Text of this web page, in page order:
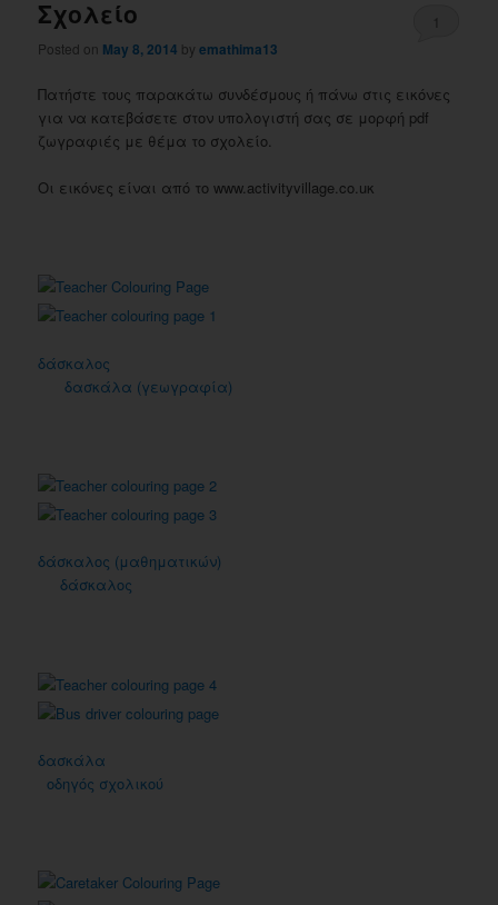
Σχολείο
Posted on May 8, 2014 byemathima13
1
Πατήστε τους παρακάτω συνδέσμους ή πάνω στις εικόνες
για να κατεβάσετε στον υπολογιστή σας σε μορφή pdf
ζωγραφιές με θέμα το σχολείο.
Οι εικόνες είναι από το www.activityvillage.co.uκ
δάσκαλος
δασκάλα (γεωγραφία)
δάσκαλος (μαθηματικών)
δάσκαλος
δασκάλα
οδηγός σχολικού